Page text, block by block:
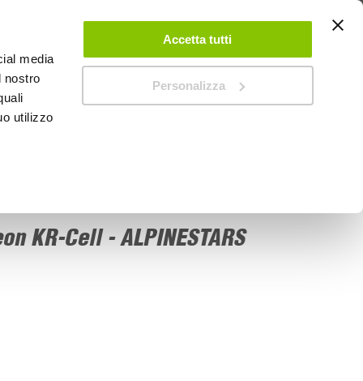
media
nostro
utilizzo
Accetta tutti
Personalizza
CONTATTACI NEGOZI IL MIO NEGOZIO
KR-Cell - ALPINESTARS